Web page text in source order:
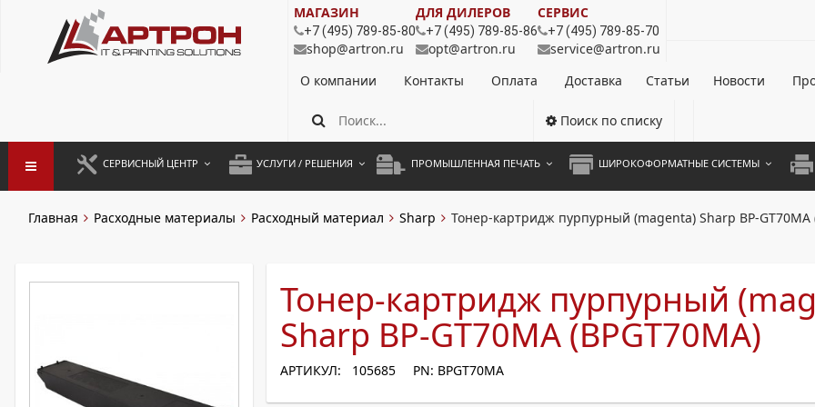
МАГАЗИН
+7 (495) 789-85-80
shop@artron.ru
ДЛЯ ДИЛЕРОВ
+7 (495) 789-85-86
opt@artron.ru
СЕРВИС
+7 (495) 789-85-70
service@artron.ru
О компании
Контакты Оплата Доставка Статьи Новости
Поиск по списку
СЕРВИСНЫЙ ЦЕНТР
РАЗОВЫЕ РЕМОНТЫ
УСЛУГИ / РЕШЕНИЯ
АРЕНДА ОБОРУДОВАНИЯ
ПРОМЫШЛЕННАЯ ПЕЧАТЬ ШИРОКОФОРМАТНЫЕ СИСТЕМЫ
А4
Главная Расходные материалы Расходный материал Sharp Тонер-картридж пурпурный (magenta) Sharp BP-GT70MA
Тонер-картридж пурпурный
Sharp BP-GT70MA (BPGT70MA)
АРТИКУЛ: 105685 PN: BPGT70MA